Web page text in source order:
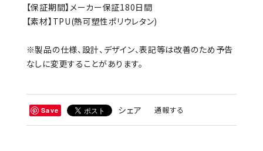
【保証期間】メーカー保証180日間
【素材】TPU(熱可塑性ポリウレタン)
※製品の仕様、設計、デザイン、表記等は改善のため予告
なしに変更することがあります。
Save シェア 通報する